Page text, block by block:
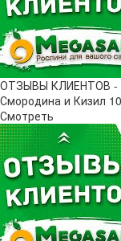
ОТЗЫВЫ КЛИЕНТОВ -
Смородина и Кизил
Смотреть